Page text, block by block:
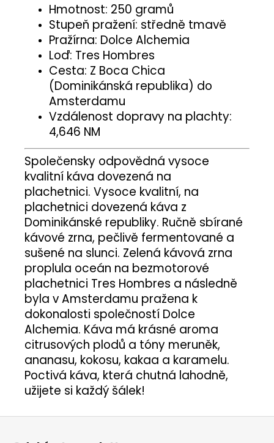
Hmotnost: 250 gramů
Stupeň pražení: středně tmavě
Pražírna: Dolce Alchemia
Loď: Tres Hombres
Cesta: Z Boca Chica
(Dominikánská republika) do
Amsterdamu
Vzdálenost dopravy na plachty:
4,646 NM
Společensky odpovědná vysoce
kvalitní káva dovezená na
plachetnici. Vysoce kvalitní, na
plachetnici dovezená káva z
Dominikánské republiky. Ručně sbírané
kávové zrna, pečlivě fermentované a
sušené na slunci. Zelená kávová zrna
proplula oceán na bezmotorové
plachetnici Tres Hombres a následně
byla v Amsterdamu pražena k
dokonalosti společností Dolce
Alchemia. Káva má krásné aroma
citrusových plodů a tóny meruněk,
ananasu, kokosu, kakaa a karamelu.
Poctivá káva, která chutná lahodně,
užijete si každý šálek!
Z